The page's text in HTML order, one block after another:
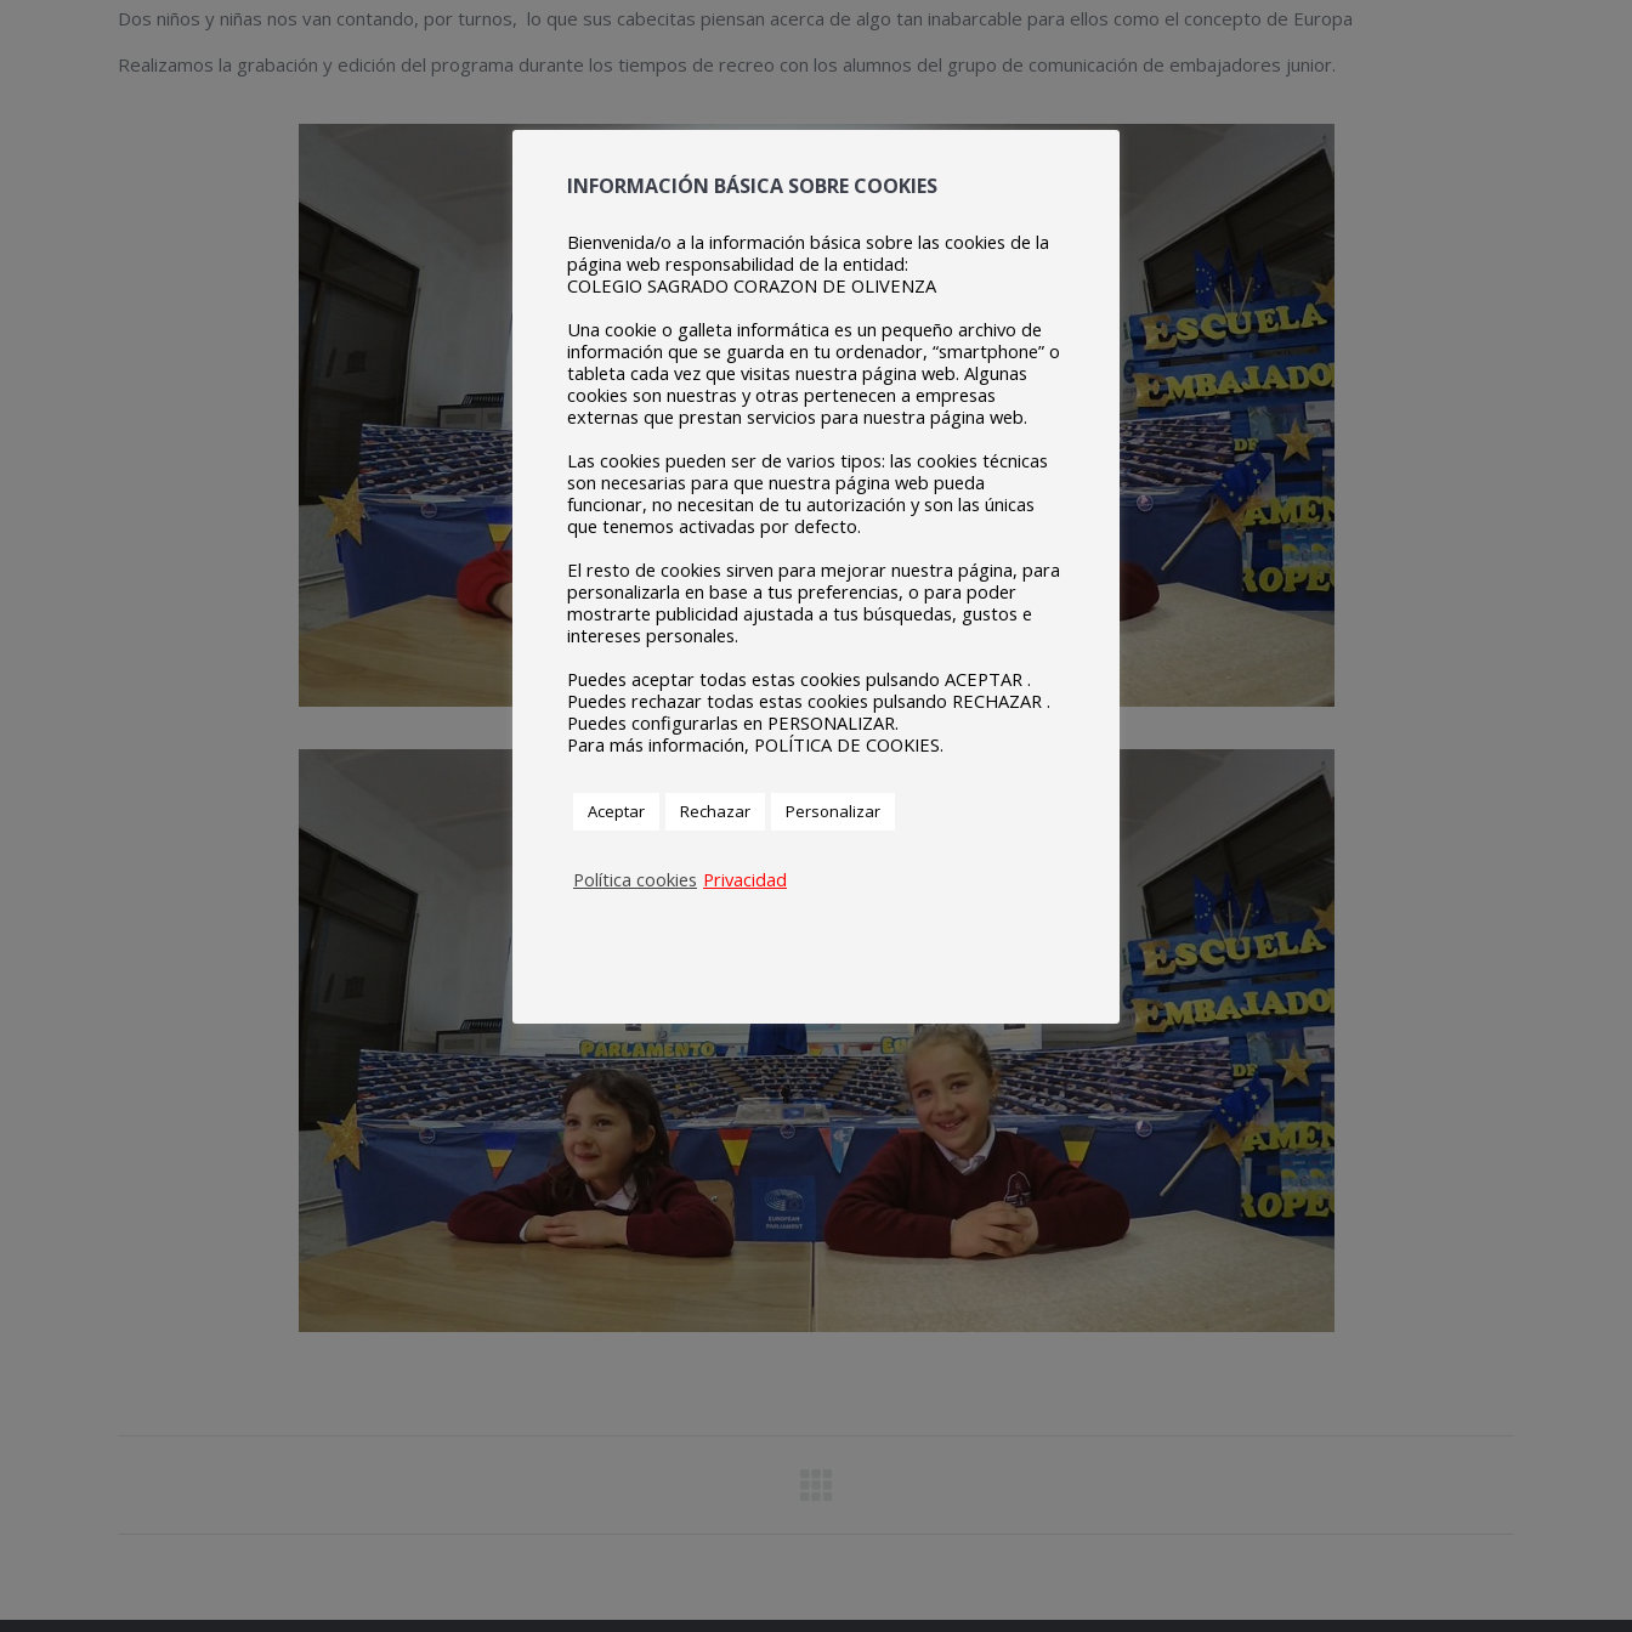
Dos niños y niñas nos van contando, por turnos, lo que sus cabecitas piensan acerca de algo tan inabarcable para ellos como el concepto de Europa
Realizamos la grabación y edición del programa durante los tiempos de recreo con los alumnos del grupo de comunicación de embajadores junior.
INFORMACIÓN BÁSICA SOBRE COOKIES
Bienvenida/o a la información básica sobre las cookies de la
página web responsabilidad de la entidad:
COLEGIO SAGRADO CORAZON DE OLIVENZA
Una cookie o galleta informática es un pequeño archivo de
información que se guarda en tu ordenador, “smartphone” o
tableta cada vez que visitas nuestra página web. Algunas
cookies son nuestras y otras pertenecen a empresas
externas que prestan servicios para nuestra página web.
Las cookies pueden ser de varios tipos: las cookies técnicas
son necesarias para que nuestra página web pueda
funcionar, no necesitan de tu autorización y son las únicas
que tenemos activadas por defecto.
El resto de cookies sirven para mejorar nuestra página, para
personalizarla en base a tus preferencias, o para poder
mostrarte publicidad ajustada a tus búsquedas, gustos e
intereses personales.
Puedes aceptar todas estas cookies pulsando ACEPTAR .
Puedes rechazar todas estas cookies pulsando RECHAZAR .
Puedes configurarlas en PERSONALIZAR.
Para más información, POLÍTICA DE COOKIES.
Aceptar Rechazar Personalizar
Política cookies Privacidad